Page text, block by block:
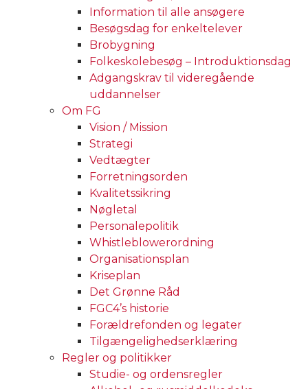
Information til alle ansøgere
Besøgsdag for enkeltelever
Brobygning
Folkeskolebesøg – Introduktionsdag
Adgangskrav til videregående
uddannelser
Om FG
Vision / Mission
Strategi
Vedtægter
Forretningsorden
Kvalitetssikring
Nøgletal
Personalepolitik
Whistleblowerordning
Organisationsplan
Kriseplan
Det Grønne Råd
FGC4’s historie
Forældrefonden og legater
Tilgængelighedserklæring
Regler og politikker
Studie- og ordensregler